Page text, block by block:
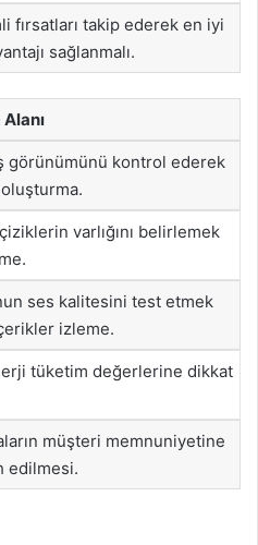
fırsatları takip ederek en iyi
sağlanmalı.
görünümünü kontrol ederek
varlığını belirlemek
ses kalitesini test etmek
izleme.
tüketim değerlerine dikkat
müşteri memnuniyetine
edilmesi.